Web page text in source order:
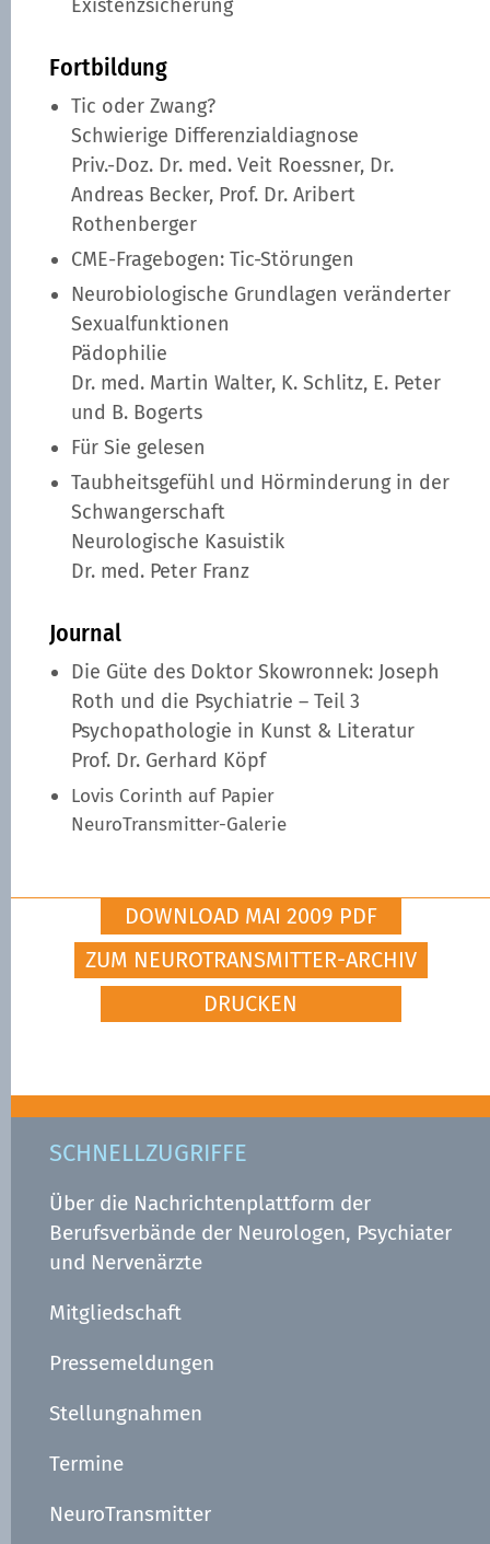
Existenzsicherung
Fortbildung
Tic oder Zwang?
Schwierige Differenzialdiagnose
Priv.-Doz. Dr. med. Veit Roessner, Dr.
Andreas Becker, Prof. Dr. Aribert
Rothenberger
CME-Fragebogen: Tic-Störungen
Neurobiologische Grundlagen veränderter
Sexualfunktionen
Pädophilie
Dr. med. Martin Walter, K. Schlitz, E. Peter
und B. Bogerts
Für Sie gelesen
Taubheitsgefühl und Hörminderung in der
Schwangerschaft
Neurologische Kasuistik
Dr. med. Peter Franz
Journal
Die Güte des Doktor Skowronnek: Joseph
Roth und die Psychiatrie – Teil 3
Psychopathologie in Kunst & Literatur
Prof. Dr. Gerhard Köpf
Lovis Corinth auf Papier
NeuroTransmitter-Galerie
DOWNLOAD MAI 2009 PDF
ZUM NEUROTRANSMITTER-ARCHIV
DRUCKEN
SCHNELLZUGRIFFE
Über die Nachrichtenplattform der
Berufsverbände der Neurologen, Psychiater
und Nervenärzte
Mitgliedschaft
Pressemeldungen
Stellungnahmen
Termine
NeuroTransmitter